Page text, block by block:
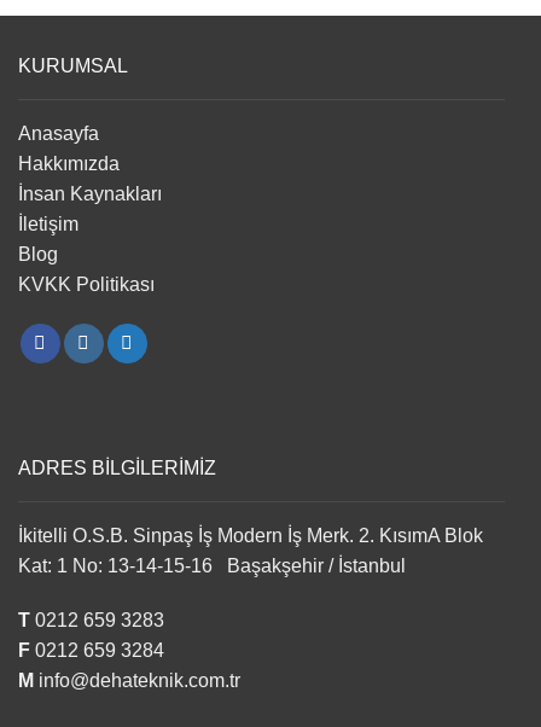
KURUMSAL
Anasayfa
Hakkımızda
İnsan Kaynakları
İletişim
Blog
KVKK Politikası
ADRES BİLGİLERİMİZ
İkitelli O.S.B. Sinpaş İş Modern İş Merk. 2. KısımA Blok
Kat: 1 No: 13-14-15-16 Başakşehir / İstanbul
T 0212 659 3283
F 0212 659 3284
M info@dehateknik.com.tr